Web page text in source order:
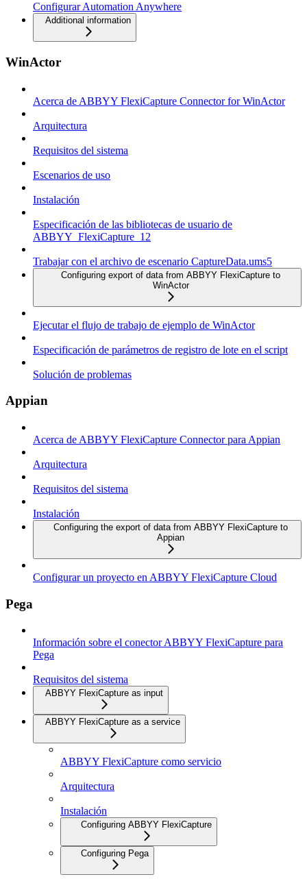
Configurar Automation Anywhere
Additional information
WinActor
Acerca de ABBYY FlexiCapture Connector for WinActor
Arquitectura
Requisitos del sistema
Escenarios de uso
Instalación
Especificación de las bibliotecas de usuario de
ABBYY_FlexiCapture_12
Trabajar con el archivo de escenario CaptureData.ums5
Configuring export of data from ABBYY FlexiCapture to
WinActor
Ejecutar el flujo de trabajo de ejemplo de WinActor
Especificación de parámetros de registro de lote en el script
Solución de problemas
Appian
Acerca de ABBYY FlexiCapture Connector para Appian
Arquitectura
Requisitos del sistema
Instalación
Configuring the export of data from ABBYY FlexiCapture to
Appian
Configurar un proyecto en ABBYY FlexiCapture Cloud
Pega
Información sobre el conector ABBYY FlexiCapture para
Pega
Requisitos del sistema
ABBYY FlexiCapture as input
ABBYY FlexiCapture as a service
ABBYY FlexiCapture como servicio
Arquitectura
Instalación
Configuring ABBYY FlexiCapture
Configuring Pega